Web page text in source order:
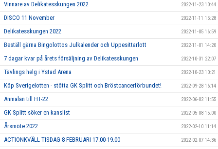
Vinnare av Delikatesskungen 2022 2022-11-23 10:44
DISCO 11 November 2022-11-11 15:28
Delikatesskungen 2022 2022-11-05 16:59
Beställ gärna Bingolottos Julkalender och Uppesittarlott 2022-11-01 14:20
7 dagar kvar på årets försäljning av Delikatesskungen 2022-10-31 22:07
Tävlings helg i Ystad Arena 2022-10-23 10:21
Köp Sverigelotten - stötta GK Splitt och Bröstcancerförbundet! 2022-09-28 16:14
Anmälan till HT-22 2022-06-02 11:55
GK Splitt söker en kanslist 2022-05-08 15:00
Årsmöte 2022 2022-02-10 11:14
ACTIONKVÄLL TISDAG 8 FEBRUARI 17.00-19.00 2022-02-07 14:36